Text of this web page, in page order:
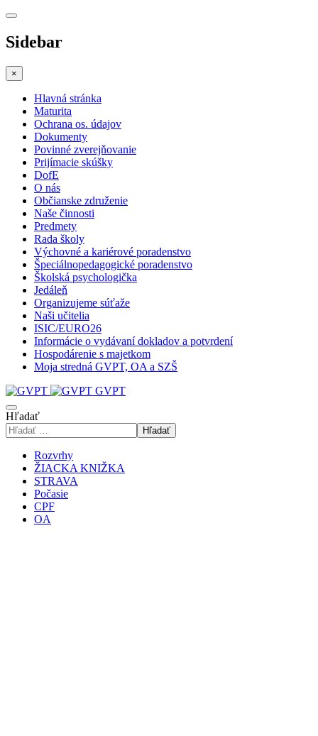
Sidebar
×
Hlavná stránka
Maturita
Ochrana os. údajov
Dokumenty
Povinné zverejňovanie
Prijímacie skúšky
DofE
O nás
Občianske združenie
Naše činnosti
Predmety
Rada školy
Výchovné a kariérové poradenstvo
Špeciálnopedagogické poradenstvo
Školská psychologička
Jedáleň
Organizujeme súťaže
Naši učitelia
ISIC/EURO26
Informácie o vydávaní dokladov a potvrdení
Hospodárenie s majetkom
Moja stredná GVPT, OA a SZŠ
GVPT
Hľadať
Hľadať
Rozvrhy
ŽIACKA KNIŽKA
STRAVA
Počasie
CPF
OA